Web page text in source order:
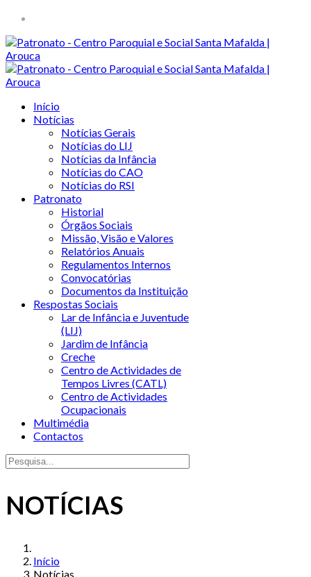
Início
Notícias
Notícias Gerais
Notícias do LIJ
Notícias da Infância
Notícias do CAO
Notícias do RSI
Patronato
Historial
Órgãos Sociais
Missão, Visão e Valores
Relatórios Anuais
Regulamentos Internos
Convocatórias
Documentos da Instituição
Respostas Sociais
Lar de Infância e Juventude
(LIJ)
Jardim de Infância
Creche
Centro de Actividades de
Tempos Livres (CATL)
Centro de Actividades
Ocupacionais
Multimédia
Contactos
NOTÍCIAS
Início
Notícias